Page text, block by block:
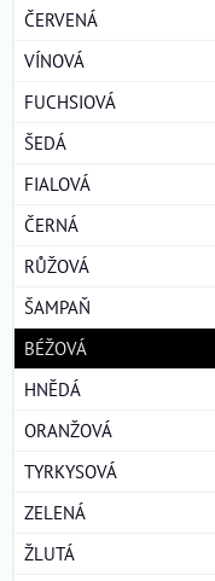
ČERVENÁ
VÍNOVÁ
FUCHSIOVÁ
ŠEDÁ
FIALOVÁ
ČERNÁ
RŮŽOVÁ
ŠAMPAŇ
BÉŽOVÁ
HNĚDÁ
ORANŽOVÁ
TYRKYSOVÁ
ZELENÁ
ŽLUTÁ